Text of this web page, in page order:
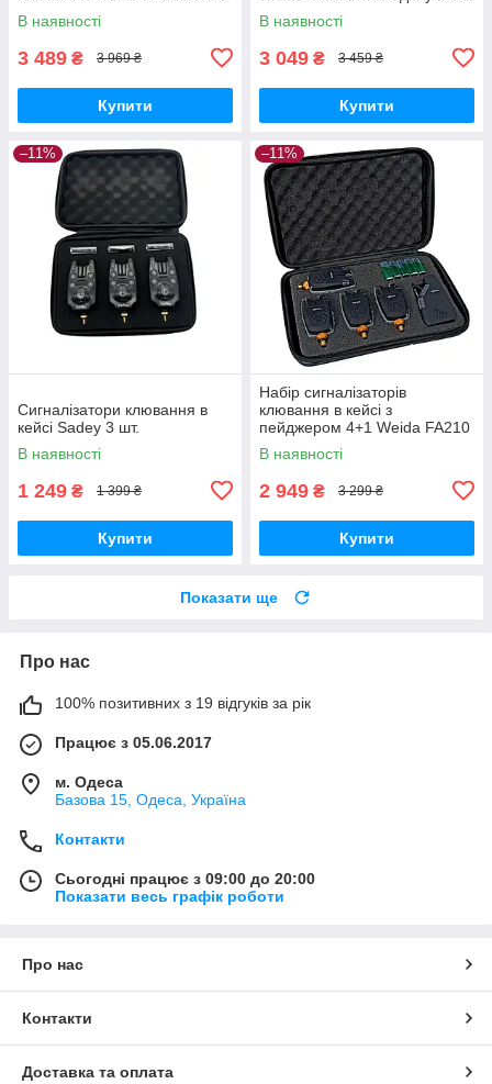
В наявності
3 489 ₴ 3 969 ₴
Купити
В наявності
3 049 ₴ 3 459 ₴
Купити
–11%
Сигналізатори клювання в
кейсі Sadey 3 шт.
В наявності
1 249 ₴ 1 399 ₴
Купити
–11%
Набір сигналізаторів
клювання в кейсі з
пейджером 4+1 Weida FA210
В наявності
2 949 ₴ 3 299 ₴
Купити
Показати ще
Про нас
100% позитивних з 19 відгуків за рік
Працює з 05.06.2017
м. Одеса
Базова 15, Одеса, Україна
Контакти
Сьогодні працює з 09:00 до 20:00
Показати весь графік роботи
Про нас
Контакти
Доставка та оплата